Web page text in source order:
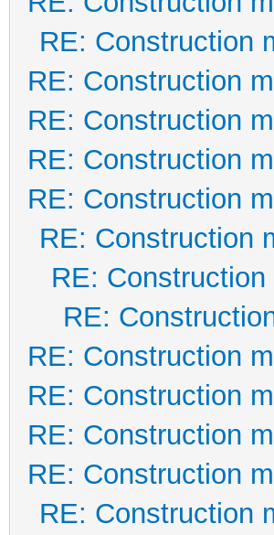
RE: Construction
RE: Construction
RE: Construction
RE: Construction
RE: Construction
RE: Construction
RE:
RE:
RE: Construction
RE: Construction
RE: Construction
RE: Construction
RE: Construction